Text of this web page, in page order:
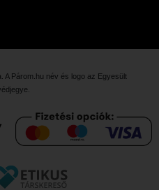
A Párom.hu név és logo az Egyesült